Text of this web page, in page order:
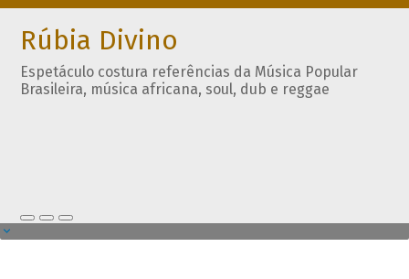
Rúbia Divino
Espetáculo costura referências da Música Popular
Brasileira, música africana, soul, dub e reggae